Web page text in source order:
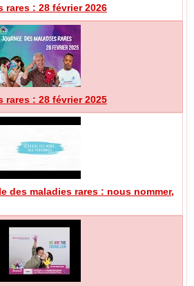
rares : 28 février 2026
rares : 28 février 2025
des maladies rares : nous nommer,